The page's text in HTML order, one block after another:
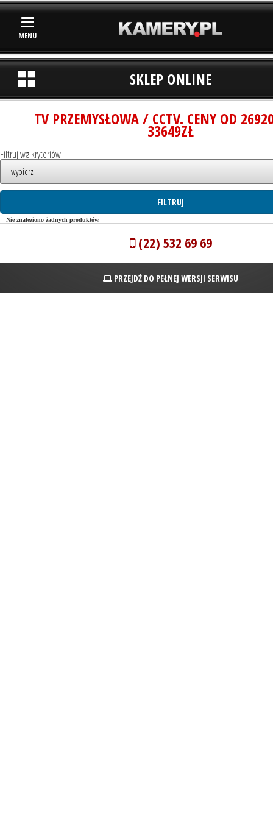
MENU
SKLEP ONLINE
TV PRZEMYSŁOWA / CCTV. CENY OD
33649ZŁ
Filtruj wg kryteriów:
Nie znaleziono żadnych produktów.
(22) 532 69 69
PRZEJDŹ DO PEŁNEJ WERSJI SERWISU